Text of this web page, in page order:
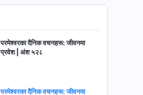
प्रवेश | अंश ५२७
परमेश्‍वरका दैनिक वचनहरू: जीवनमा
प्रवेश | अंश ५२८
परमेश्‍वरका दैनिक वचनहरू: जीवनमा